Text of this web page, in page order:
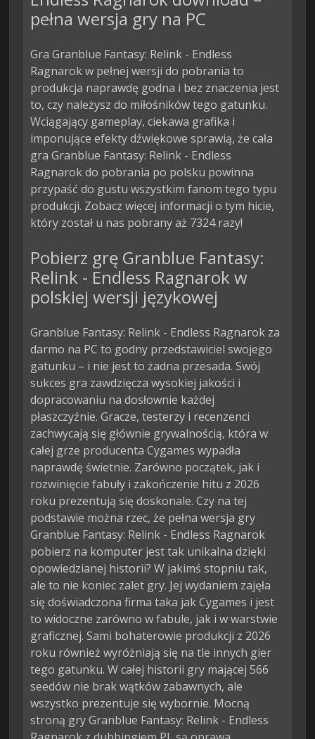
pełna wersja gry na PC
Gra Granblue Fantasy: Relink - Endless
Ragnarok w pełnej wersji do pobrania to
produkcja naprawdę godna i bez znaczenia jest
to, czy należysz do miłośników tego gatunku.
Wciągający gameplay, ciekawa grafika i
imponujące efekty dźwiękowe sprawią, że cała
gra Granblue Fantasy: Relink - Endless
Ragnarok do pobrania po polsku powinna
przypaść do gustu wszystkim fanom tego typu
produkcji. Zobacz więcej informacji o tym hicie,
który został u nas pobrany aż 7324 razy!
Pobierz grę Granblue Fantasy:
Relink - Endless Ragnarok w
polskiej wersji językowej
Granblue Fantasy: Relink - Endless Ragnarok za
darmo na PC to godny przedstawiciel swojego
gatunku – i nie jest to żadna przesada. Swój
sukces gra zawdzięcza wysokiej jakości i
dopracowaniu na dosłownie każdej
płaszczyźnie. Gracze, testerzy i recenzenci
zachwycają się głównie grywalnością, która w
całej grze producenta Cygames wypadła
naprawdę świetnie. Zarówno początek, jak i
rozwinięcie fabuły i zakończenie hitu z 2026
roku prezentują się doskonale. Czy na tej
podstawie można rzec, że pełna wersja gry
Granblue Fantasy: Relink - Endless Ragnarok
pobierz na komputer jest tak unikalna dzięki
opowiedzianej historii? W jakimś stopniu tak,
ale to nie koniec zalet gry. Jej wydaniem zajęła
się doświadczona firma taka jak Cygames i jest
to widoczne zarówno w fabule, jak i w warstwie
graficznej. Sami bohaterowie produkcji z 2026
roku również wyróżniają się na tle innych gier
tego gatunku. W całej historii gry mającej 566
seedów nie brak wątków zabawnych, ale
wszystko prezentuje się wybornie. Mocną
stroną gry Granblue Fantasy: Relink - Endless